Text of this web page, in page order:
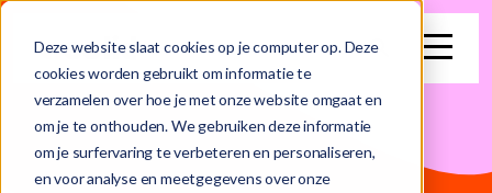
Deze website slaat cookies op je computer op. Deze
cookies worden gebruikt om informatie te
verzamelen over hoe je met onze website omgaat en
om je te onthouden. We gebruiken deze informatie
om je surfervaring te verbeteren en personaliseren,
en voor analyse en meetgegevens over onze
search
Dit is een zoekveld waaraan een functie voor automatische
Er zijn geen suggesties want het zoekveld is leeg.